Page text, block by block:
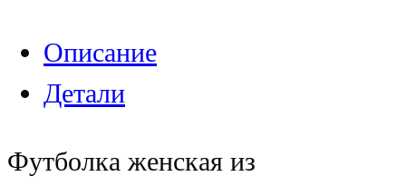
Описание
Детали
Футболка женская из